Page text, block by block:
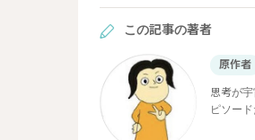
この記事の著者
原作者
思考が
ピソー